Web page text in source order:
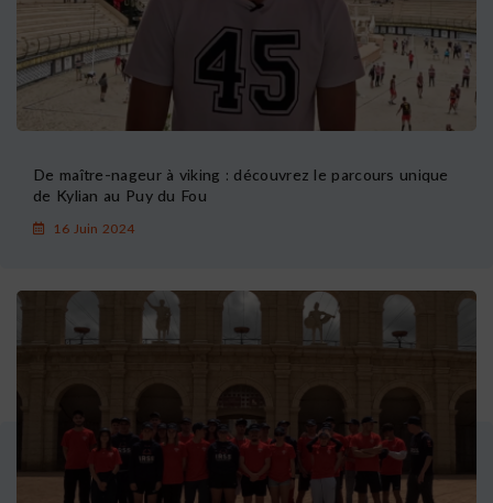
De maître-nageur à viking : découvrez le parcours unique
de Kylian au Puy du Fou
16 Juin 2024